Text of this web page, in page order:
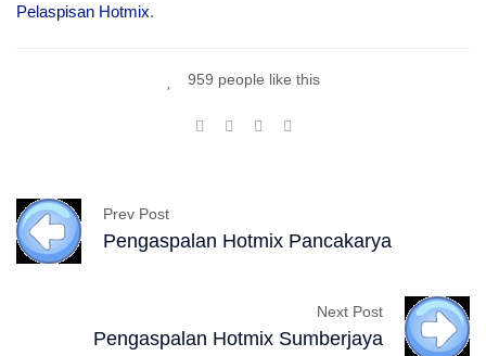
Pelaspisan Hotmix.
959 people like this
Prev Post
Pengaspalan Hotmix Pancakarya
Next Post
Pengaspalan Hotmix Sumberjaya